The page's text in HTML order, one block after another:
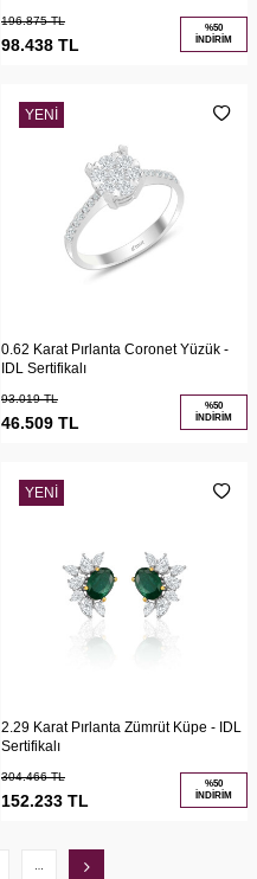
196.875TL
98.438 TL
%50
İNDIRIM
YENI
0.62 Karat Pırlanta Coronet Yüzük -
IDL Sertifikalı
93.019TL
46.509 TL
%50
İNDIRIM
YENI
2.29 Karat Pırlanta Zümrüt Küpe - IDL
Sertifikalı
304.466TL
152.233 TL
%50
İNDIRIM
…